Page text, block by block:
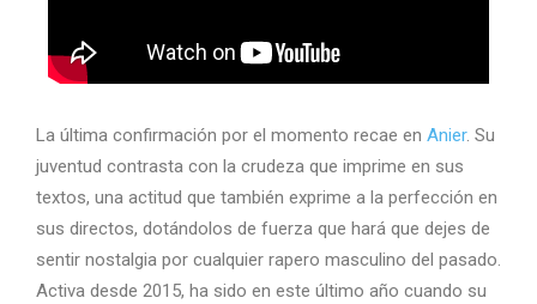
La última confirmación por el momento recae en Anier. Su
juventud contrasta con la crudeza que imprime en sus
textos, una actitud que también exprime a la perfección en
sus directos, dotándolos de fuerza que hará que dejes de
sentir nostalgia por cualquier rapero masculino del pasado.
Activa desde 2015, ha sido en este último año cuando su